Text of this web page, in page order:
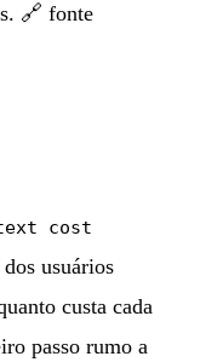
🔗 fonte
cost
usuários
custa cada
passo rumo a